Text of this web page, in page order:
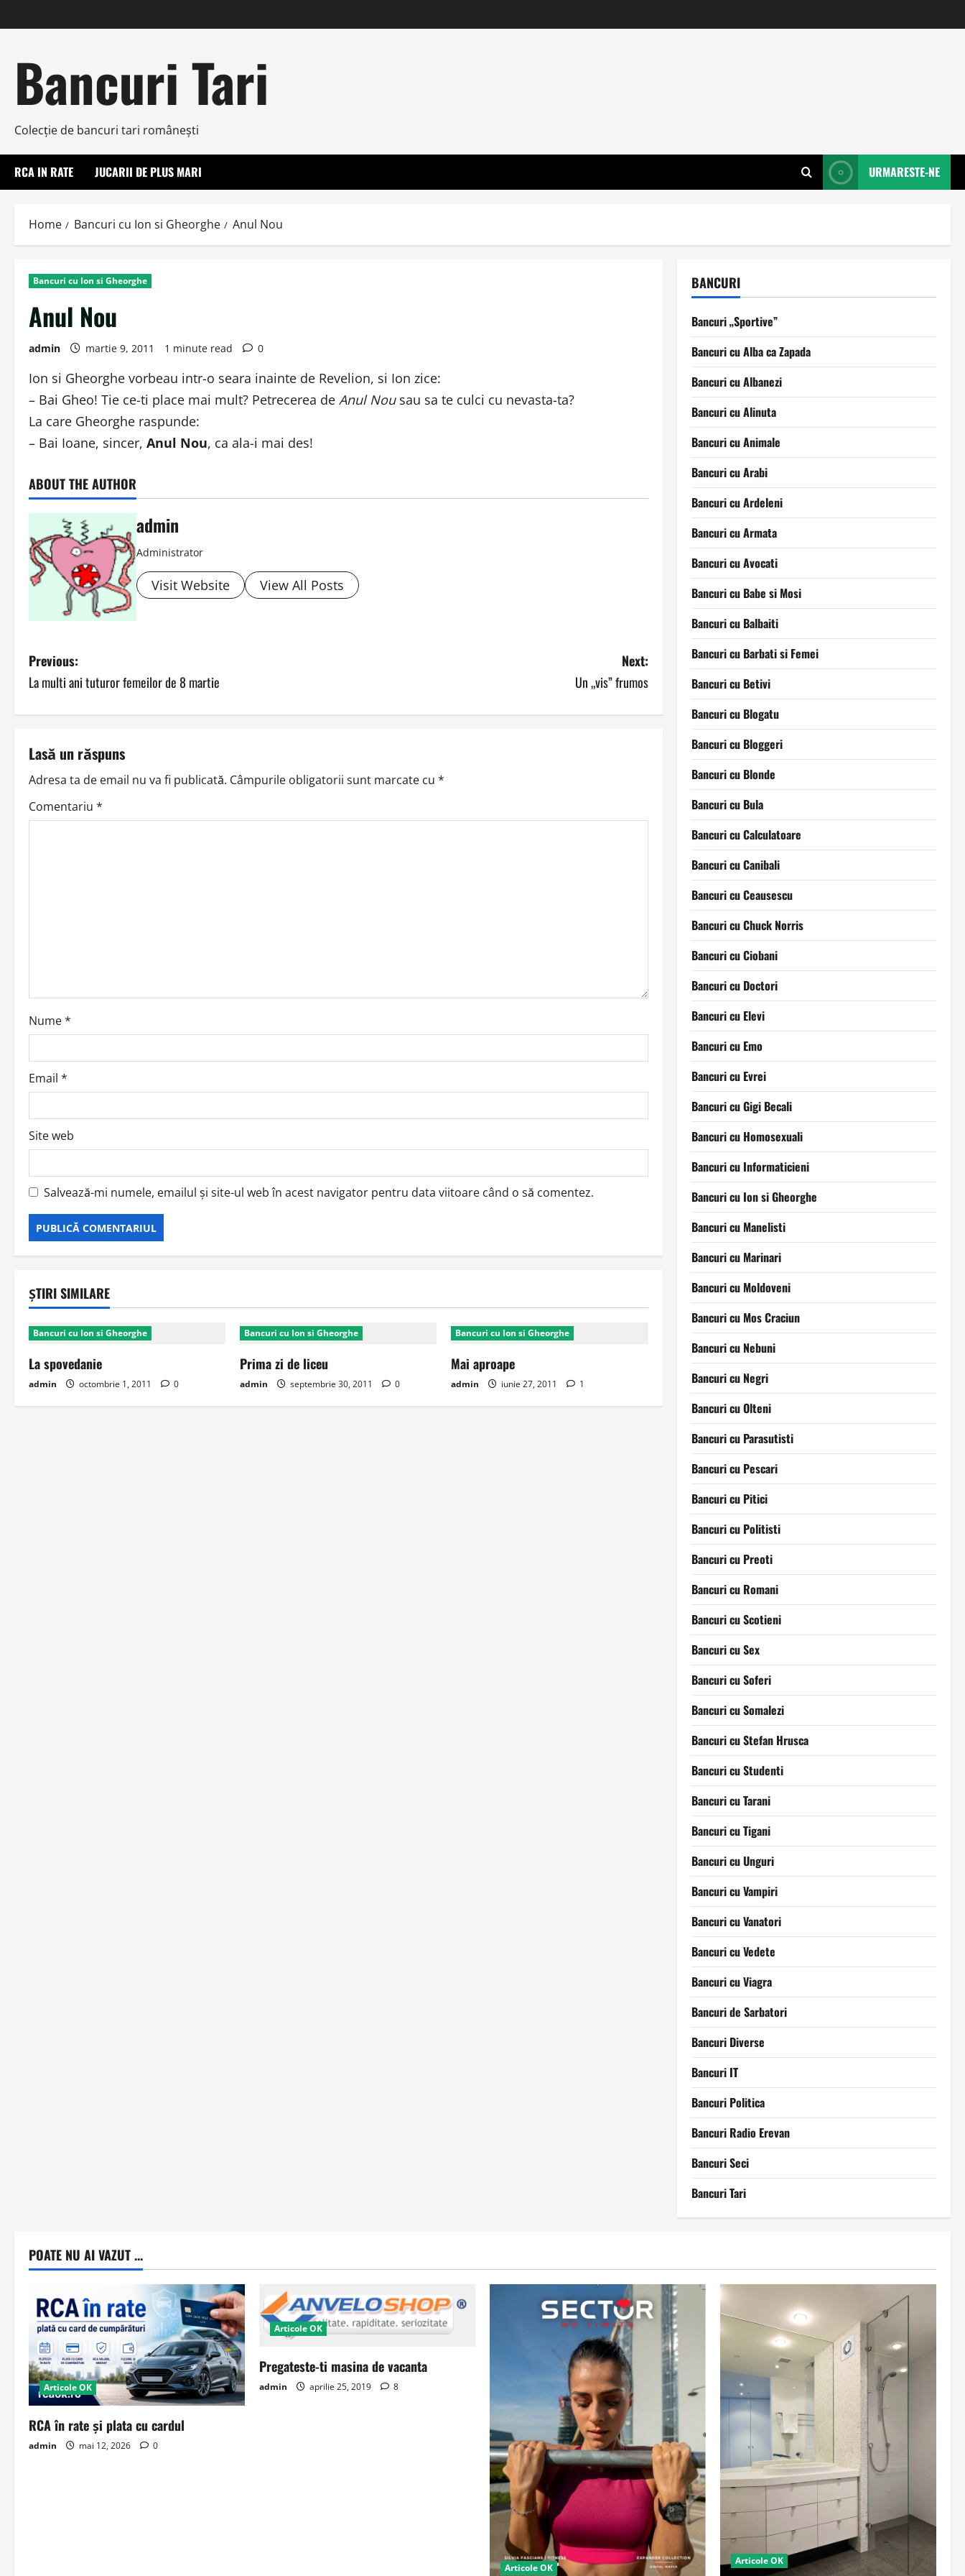
to
Bancuri Tari
Colecţie de bancuri tari româneşti
RCA IN RATE JUCARII DE PLUS MARI URMARESTE-NE
Home Bancuri cu Ion si Gheorghe Anul Nou
Bancuri cu Ion si Gheorghe
Anul Nou
admin martie 9, 2011 1 minute read 0
Ion si Gheorghe vorbeau intr-o seara inainte de Revelion, si Ion zice:
– Bai Gheo! Tie ce-ti place mai mult? Petrecerea de Anul Nousau sa te culci cu nevasta-ta?
La care Gheorghe raspunde:
– Bai Ioane, sincer, Anul Nou, ca ala-i mai des!
ABOUT THE AUTHOR
admin
Administrator
Visit Website View All Posts
P
o
s
t
n
a
i
o
n
Previous:
La multi ani tuturor femeilor de 8 martie
Next:
Un „vis” frumos
Lasă un răspuns
Adresa ta de email nu va fi publicată. Câmpurile obligatorii sunt marcate cu *
Comentariu *
Nume*
Email *
Site web
Salvează-mi numele, emailul și site-ul web în acest navigator pentru data viitoare când o să comentez.
ȘTIRI SIMILARE
Bancuri cu Ion si Gheorghe
La spovedanie
admin octombrie 1, 2011 0
Bancuri cu Ion si Gheorghe
Prima zi de liceu
admin septembrie 30, 2011 0
Bancuri cu Ion si Gheorghe
Mai aproape
admin iunie 27, 2011 1
BANCURI
Bancuri „Sportive”
Bancuri cu Alba ca Zapada
Bancuri cu Albanezi
Bancuri cu Alinuta
Bancuri cu Animale
Bancuri cu Arabi
Bancuri cu Ardeleni
Bancuri cu Armata
Bancuri cu Avocati
Bancuri cu Babe si Mosi
Bancuri cu Balbaiti
Bancuri cu Barbati si Femei
Bancuri cu Betivi
Bancuri cu Blogatu
Bancuri cu Bloggeri
Bancuri cu Blonde
Bancuri cu Bula
Bancuri cu Calculatoare
Bancuri cu Canibali
Bancuri cu Ceausescu
Bancuri cu Chuck Norris
Bancuri cu Ciobani
Bancuri cu Doctori
Bancuri cu Elevi
Bancuri cu Emo
Bancuri cu Evrei
Bancuri cu Gigi Becali
Bancuri cu Homosexuali
Bancuri cu Informaticieni
Bancuri cu Ion si Gheorghe
Bancuri cu Manelisti
Bancuri cu Marinari
Bancuri cu Moldoveni
Bancuri cu Mos Craciun
Bancuri cu Nebuni
Bancuri cu Negri
Bancuri cu Olteni
Bancuri cu Parasutisti
Bancuri cu Pescari
Bancuri cu Pitici
Bancuri cu Politisti
Bancuri cu Preoti
Bancuri cu Romani
Bancuri cu Scotieni
Bancuri cu Sex
Bancuri cu Soferi
Bancuri cu Somalezi
Bancuri cu Stefan Hrusca
Bancuri cu Studenti
Bancuri cu Tarani
Bancuri cu Tigani
Bancuri cu Unguri
Bancuri cu Vampiri
Bancuri cu Vanatori
Bancuri cu Vedete
Bancuri cu Viagra
Bancuri de Sarbatori
Bancuri Diverse
Bancuri IT
Bancuri Politica
Bancuri Radio Erevan
Bancuri Seci
Bancuri Tari
POATE NU AI VAZUT ...
Articole OK
RCA în rate și plata cu cardul
admin mai 12, 2026 0
Articole OK
Pregateste-ti masina de vacanta
admin aprilie 25, 2019 8
Articole OK
Articole OK